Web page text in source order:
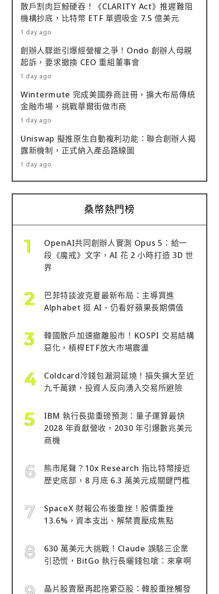
散戶割肉巨鯨硬吞！《CLARITY Act》推遲難阻
機構抄底，比特幣 ETF 單週吸金 7.5 億美元
1 day ago
創辦人驟逝引爆經營權之爭！Ondo 創辦人母親
起訴，要求撤換 CEO 重組董事會
1 day ago
Wintermute 完成美國券商註冊，擴大布局傳統
金融市場，挑戰華爾街做市商
1 day ago
Uniswap 擬推原生自動複利功能：聯合創辦人揭
露新機制，正式納入產品路線圖
1 day ago
桑幣熱門榜
OpenAI共同創辦人實測 Opus 5：給一
段《魔戒》文字，AI 花 2 小時打造 3D 世
界
巴菲特談波克夏最新布局：主導買進
Alphabet 挺 AI、仍看好蘋果長期價值
韓國散戶加速撤離股市！KOSPI 交易結構
惡化，槓桿ETF放大市場震盪
Coldcard冷錢包漏洞延燒！損失擴大至近
九千萬鎂，投資人反向湧入交易所避險
IBM 執行長拋重磅預測：量子運算最快
2028 年貢獻營收，2030 年引爆數兆美元
商機
熊市尾聲？10x Research 指比特幣接近
歷史底部，8 月底 6.3 萬美元成關鍵門檻
SpaceX 財報公布後重挫！股價重挫
13.6%，資本支出、解禁賣壓成焦點
630 萬美元大挑戰！Claude 誤駭三企業
引恐慌，BitGo 執行長曬錢包嗆：來拿啊
晶片股賣壓再起拖累亞股：韓股重挫觸發